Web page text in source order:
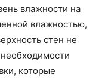
влажности на
влажностью,
стен не
которые